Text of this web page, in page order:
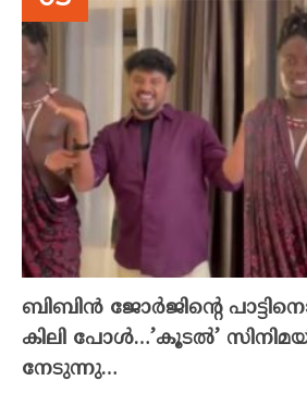
ബിബിൻ ജോർജിന്റെ
കിലി പോൾ…’കൂടൽ’
നേടുന്നു…